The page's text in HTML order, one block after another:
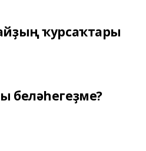
ҡурсаҡтары
беләһегеҙме?